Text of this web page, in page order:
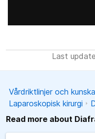
Last
Vårdriktlinjer och
Laparoskopisk kirurgi
Read more about